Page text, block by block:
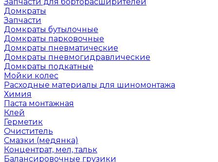
Домкраты
Запчасти
Домкраты бутылочные
Домкраты парковочные
Домкраты пневматические
Домкраты пневмогидравлические
Домкраты подкатные
Мойки колес
Расходные материалы для шиномонтажа
Химия
Паста монтажная
Клей
Герметик
Очиститель
Смазки (медянка)
Концентрат, мел, тальк
Балансировочные грузики